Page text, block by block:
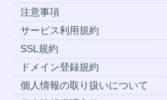
注意事項
サービス利用規約
SSL規約
ドメイン登録規約
個人情報の取り扱いについて